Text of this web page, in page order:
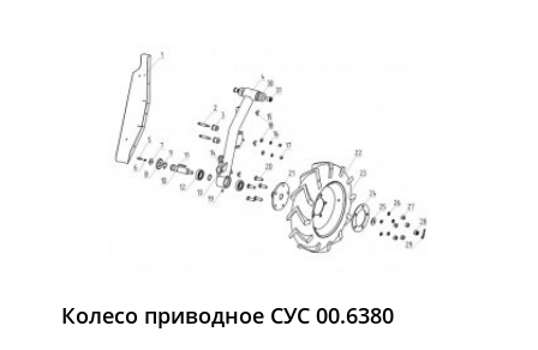
Колесо приводное СУС 00.6380